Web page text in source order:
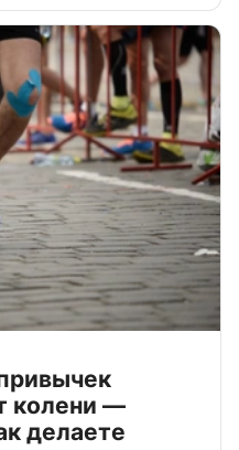
колени —
делаете